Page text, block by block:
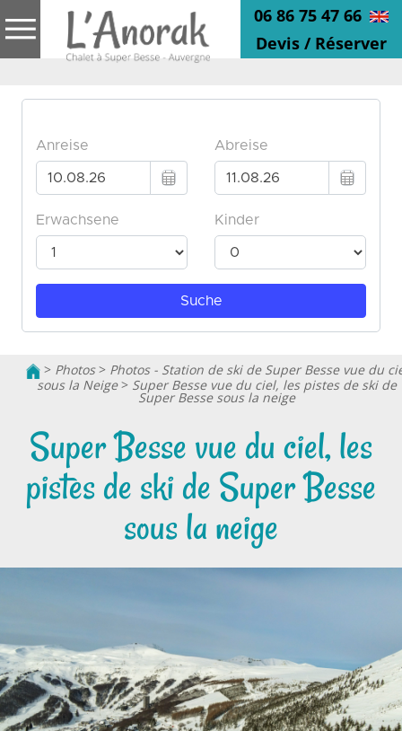
06 86 75 47 66
Devis / Réserver
> Photos> Photos - Station de ski de Super Besse vue du
sous la Neige> Super Besse vue du ciel, les pistes de ski de
Super Besse sous la neige
Super Besse vue du ciel, les
pistes de ski de Super Besse
sous la neige